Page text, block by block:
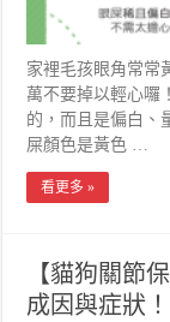
家裡毛孩眼角常常
萬不要掉以輕心
的，而且是偏白、
屎顏色是黃色 …
看更多 »
【貓狗關節
成因與症狀